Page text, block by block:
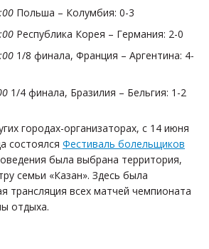
Польша – Колумбия: 0-3
Республика Корея – Германия: 2-0
1/8 финала, Франция – Аргентина: 4-
1/4 финала, Бразилия – Бельгия: 1-2
городах-организаторах, с 14 июня
состоялся Фестиваль болельщиков
была выбрана территория,
семьи «Казан». Здесь была
трансляция всех матчей чемпионата
отдыха.